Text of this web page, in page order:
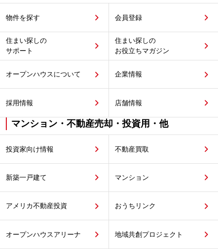
物件を探す 会員登録
住まい探しの
サポート
住まい探しの
お役立ちマガジン
オープンハウスについて 企業情報
採用情報 店舗情報
マンション・不動産売却・投資用・他
投資家向け情報 不動産買取
新築一戸建て マンション
アメリカ不動産投資 おうちリンク
オープンハウスアリーナ 地域共創プロジェクト